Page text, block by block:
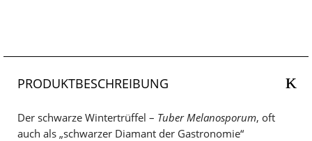
PRODUKTBESCHREIBUNG
Der schwarze Wintertrüffel – Tuber Melanosporum, oft
auch als „schwarzer Diamant der Gastronomie“